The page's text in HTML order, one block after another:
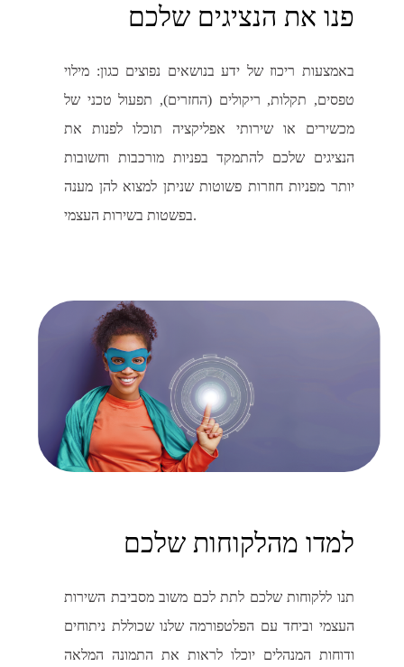
פנו את הנציגים שלכם
באמצעות ריכוז של ידע בנושאים נפוצים כגון: מילוי
טפסים, תקלות, ריקולים (החזרים), תפעול טכני של
מכשירים או שירותי אפליקציה תוכלו לפנות את
הנציגים שלכם להתמקד בפניות מורכבות וחשובות
יותר מפניות חוזרות פשוטות שניתן למצוא להן מענה
בפשטות בשירות העצמי.
למדו מהלקוחות שלכם
תנו ללקוחות שלכם לתת לכם משוב מסביבת השירות
העצמי וביחד עם הפלטפורמה שלנו שכוללת ניתוחים
ודוחות המנהלים יוכלו לראות את התמונה המלאה